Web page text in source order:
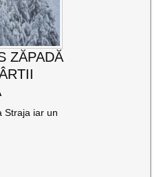
ZĂPADĂ
Straja iar un